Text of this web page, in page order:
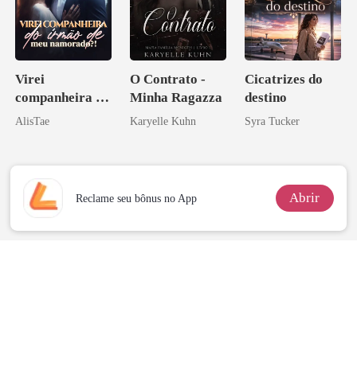
Virei
companheira do
irmão de meu
AlisTae
O Contrato -
Minha Ragazza
Karyelle Kuhn
Cicatrizes do
destino
Syra Tucker
Reclame seu bônus no App Abrir